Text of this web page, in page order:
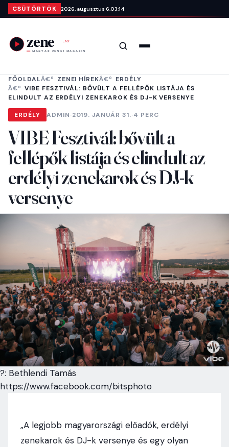
Ugrás a tartalomra
CSÜTÖRTÖK 2026. augusztus 6. 03:14
Keresés
FŐOLDAL ZENEI HÍREK
ERDÉLY
VIBE FESZTIVÁL: BŐVÜLT A FELLÉPŐK LISTÁJA ÉS
ELINDULT AZ ERDÉLYI ZENEKAROK ÉS DJ-K VERSENYE
ERDÉLY ADMIN·2019. JANUÁR 31.·4 PERC
VIBE Fesztivál: bővült a
fellépők listája és elindult az
erdélyi zenekarok és DJ-k
versenye
?: Bethlendi Tamás
https://www.facebook.com/bitsphoto
„A legjobb magyarországi előadók, erdélyi
zenekarok és DJ-k versenye és egy olyan